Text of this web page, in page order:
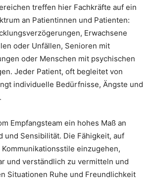
treffen hier Fachkräfte auf ein
an Patientinnen und Patienten:
Erwachsene
oder Unfällen, Senioren mit
oder Menschen mit psychischen
Jeder Patient, oft begleitet von
individuelle Bedürfnisse, Ängste und
Empfangsteam ein hohes Maß an
und Sensibilität. Die Fähigkeit, auf
einzugehen,
und verständlich zu vermitteln und
Situationen Ruhe und Freundlichkeit